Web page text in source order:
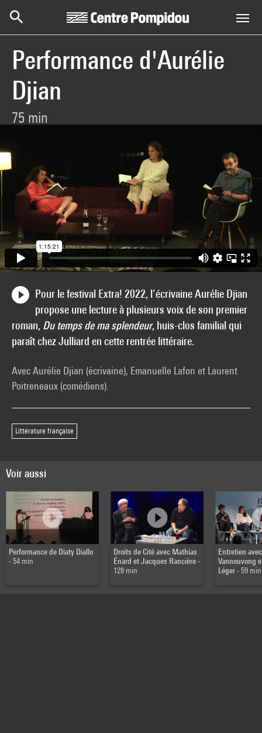
Performance d'Aurélie
Djian
75 min
Pour le festival Extra! 2022, l’écrivaine Aurélie Djian
propose une lecture à plusieurs voix de son premier
roman, Du temps de ma splendeur, huis-clos familial qui
paraît chez Julliard en cette rentrée littéraire.
Avec Aurélie Djian (écrivaine), Emanuelle Lafon et Laurent
Poitreneaux (comédiens).
Littérature française
Voir aussi
Performance de Diaty Diallo
- 54 min
Droits de Cité avec Mathias
Énard et Jacques Rancière-
128 min
Entretien
Vannouvong
Léger- 59 min